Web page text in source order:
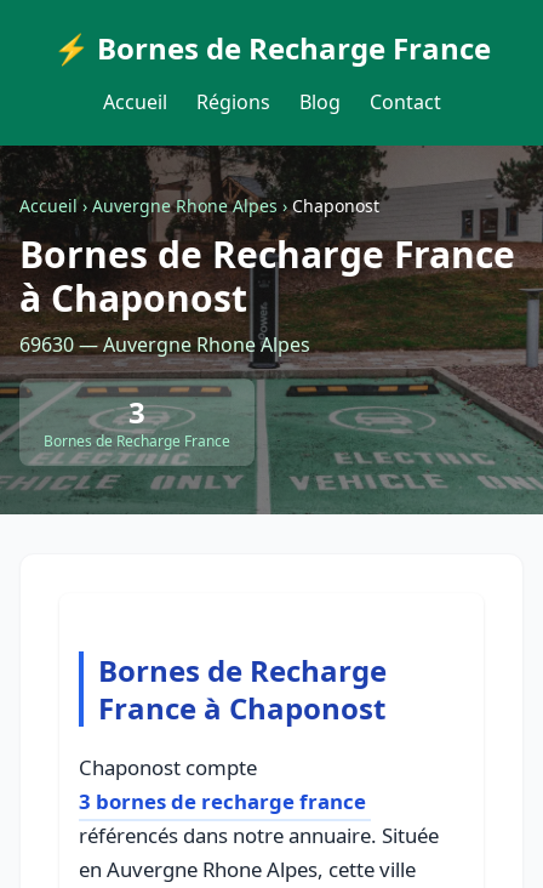
⚡ Bornes de Recharge France
Accueil Régions Blog Contact
Accueil›Auvergne Rhone Alpes›Chaponost
Bornes de Recharge France
à Chaponost
69630 — Auvergne Rhone Alpes
3
Bornes de Recharge France
Bornes de Recharge
France à Chaponost
Chaponost compte
3 bornes de recharge france
référencés dans notre annuaire. Située
en Auvergne Rhone Alpes, cette ville